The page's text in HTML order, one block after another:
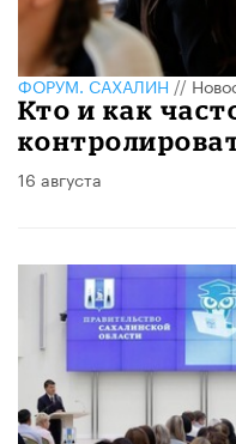
ФОРУМ. САХАЛИН//
Кто и как
16 августа